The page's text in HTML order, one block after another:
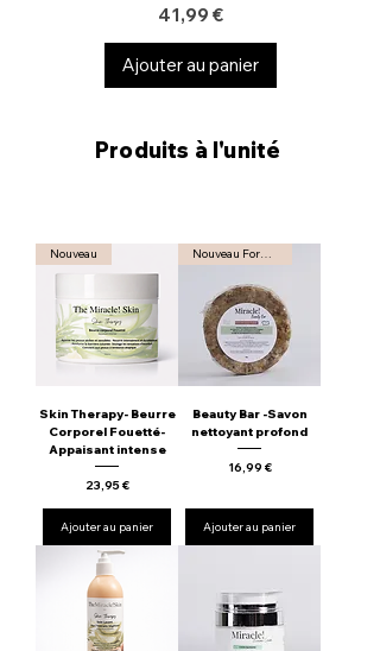
Prix
41,99 €
Ajouter au panier
Produits à l'unité
Nouveau
Skin Therapy- Beurre
Corporel Fouetté-
Appaisant intense
Prix
23,95 €
Ajouter au panier
Nouveau Format
Beauty Bar -Savon
nettoyant profond
Prix
16,99 €
Ajouter au panier